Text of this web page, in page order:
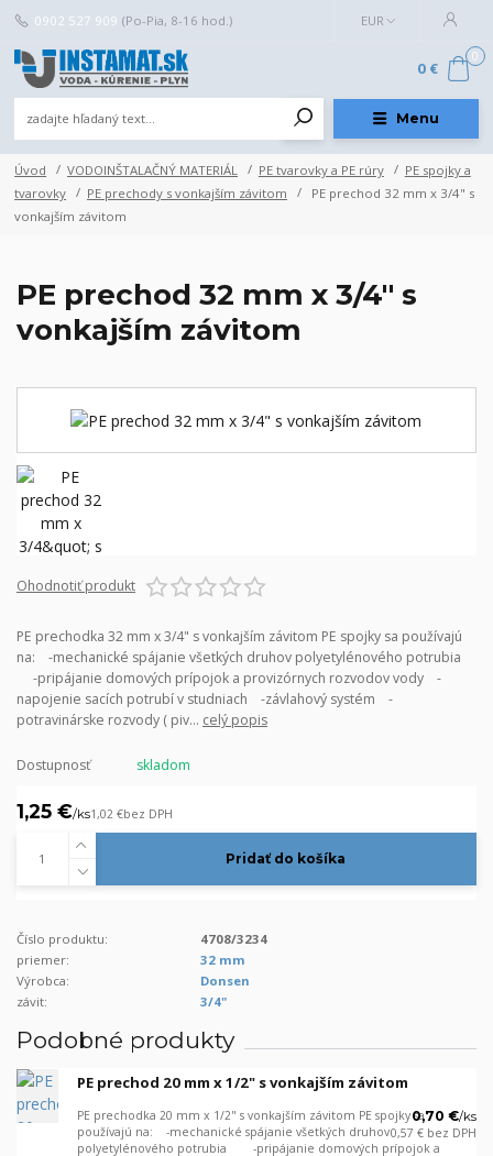
Menu
EUR
0902 527 909 (Po-Pia, 8-16 hod.)
0
0 €
Úvod VODOINŠTALAČNÝ MATERIÁL PE tvarovky a PE rúry
PE spojky a
tvarovky
PE prechody s vonkajším závitom
PE prechod 32 mm x 3/4" s
vonkajším závitom
PE prechod 32 mm x 3/4" s
vonkajším závitom
Ohodnotiť produkt
PE prechodka 32 mm x 3/4" s vonkajším závitom PE spojky sa používajú
na: -mechanické spájanie všetkých druhov polyetylénového potrubia
-pripájanie domových prípojok a provizórnych rozvodov vody -
napojenie sacích potrubí v studniach -závlahový systém -
potravinárske rozvody ( piv... celý popis
Dostupnosť skladom
1,25 €/ks1,02 €bez DPH
Pridať do košíka
Číslo produktu:
4708/3234
priemer:
32 mm
Výrobca:
Donsen
závit:
3/4"
Podobné produkty
PE prechod 20 mm x 1/2" s vonkajším závitom
PE prechodka 20 mm x 1/2" s vonkajším závitom PE spojky sa
používajú na: -mechanické spájanie všetkých druhov
polyetylénového potrubia -pripájanie domových prípojok a
0,70 €/ks
0,57 € bez DPH